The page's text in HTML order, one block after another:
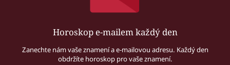
Horoskop e-mailem každý den
Zanechte nám vaše znamení a e-mailovou adresu. Každý den
obdržíte horoskop pro vaše znamení.